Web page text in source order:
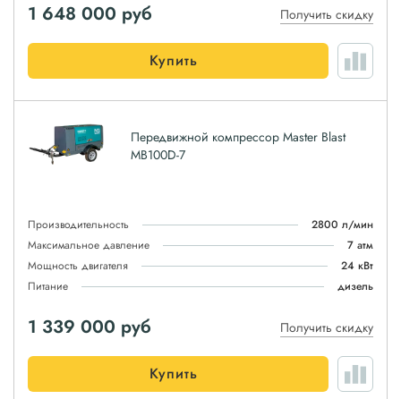
1 648 000 руб Получить скидку
Купить
Передвижной компрессор Master Blast
MB100D-7
Производительность
2800 л/мин
Максимальное давление
7 атм
Мощность двигателя
24 кВт
Питание
дизель
1 339 000 руб Получить скидку
Купить